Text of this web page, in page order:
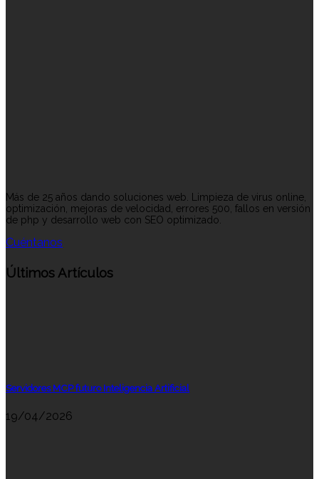
Más de 25 años dando soluciones web. Limpieza de virus online,
optimización, mejoras de velocidad, errores 500, fallos en versión
de php y desarrollo web con SEO optimizado.
Cuéntanos
Últimos Artículos
Servidores MCP futuro Inteligencia Artificial
19/04/2026